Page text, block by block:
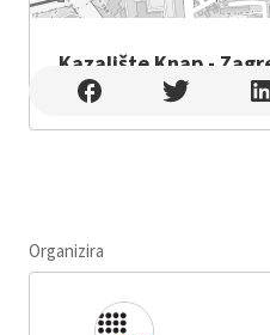
Kazalište Knap -
Kazalište Knap - Zagreb , Zagreb
Organizira